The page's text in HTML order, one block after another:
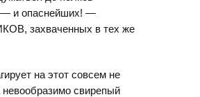
— и опаснейших! —
захваченных в тех же
на этот совсем не
свирепый